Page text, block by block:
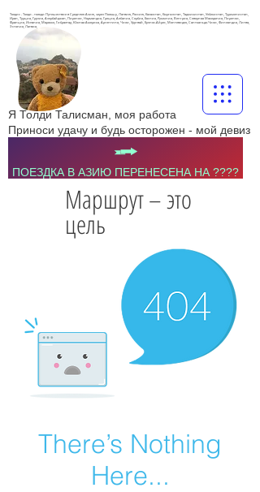
Я Толди Талисман, моя работа
Приноси удачу и будь осторожен - мой девиз
Толдис - Толди - тольди Путешествие в Среднюю Азию, через Польшу, Латвию, Россию, Казахстан, Кыргызстан, Таджикистан, Узбекистан, Туркменистан,
Иран, Турция, Грузия, Азербайджан, Пиренеи, Нормандия, Греция, Албания, Сербия, Босния, Румыния, Венгрия, Северная Македония, Пиренеи,
Франция, Испания, Марокко, Гибралтар, Южная Америка, Аргентина, Чили, Уругвай, Буэнос-Айрес, Монтевидео, Сантьяго-де-Чили, Финляндия, Литва,
Эстония, Латвия,
ПОЕЗДКА В АЗИЮ ПЕРЕНЕСЕНА НА ????
Маршрут – это
цель
There’s Nothing
Here...